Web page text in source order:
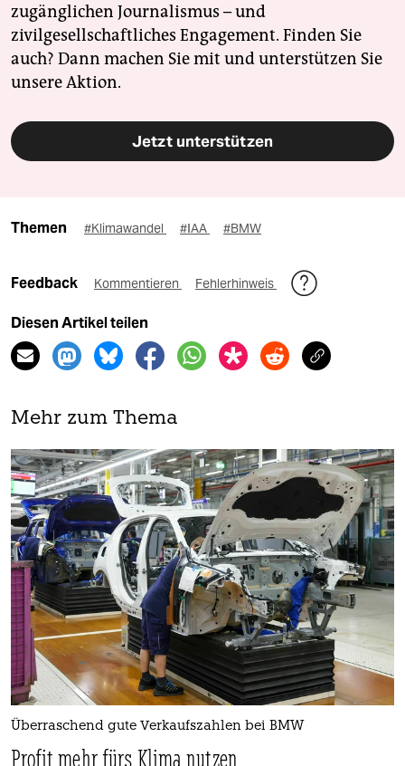
zugänglichen Journalismus – und
zivilgesellschaftliches Engagement. Finden Sie
auch? Dann machen Sie mit und unterstützen Sie
unsere Aktion.
Jetzt unterstützen
Themen #Klimawandel #IAA #BMW
Feedback Kommentieren Fehlerhinweis
Diesen Artikel teilen
Mehr zum Thema
Überraschend gute Verkaufszahlen bei BMW
Profit mehr fürs Klima nutzen